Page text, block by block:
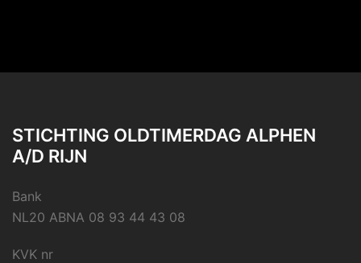
STICHTING OLDTIMERDAG ALPHEN
A/D RIJN
Bank
NL20 ABNA 08 93 44 43 08
KVK nr